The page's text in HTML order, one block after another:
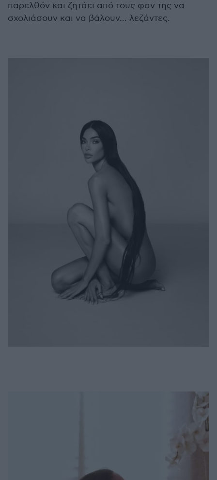
παρελθόν και ζητάει από τους φαν της να
σχολιάσουν και να βάλουν... λεζάντες.